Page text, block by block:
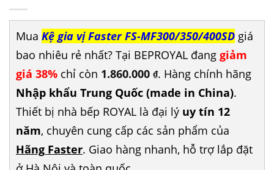
Mua Kệ gia vị Faster FS-MF300/350/400SD giá
bao nhiêu rẻ nhất? Tại BEPROYAL đang giảm
giá 38% chỉ còn 1.860.000 ₫. Hàng chính hãng
Nhập khẩu Trung Quốc (made in China).
Thiết bị nhà bếp ROYAL là đại lý uy tín 12
năm, chuyên cung cấp các sản phẩm của
Hãng Faster. Giao hàng nhanh, hỗ trợ lắp đặt